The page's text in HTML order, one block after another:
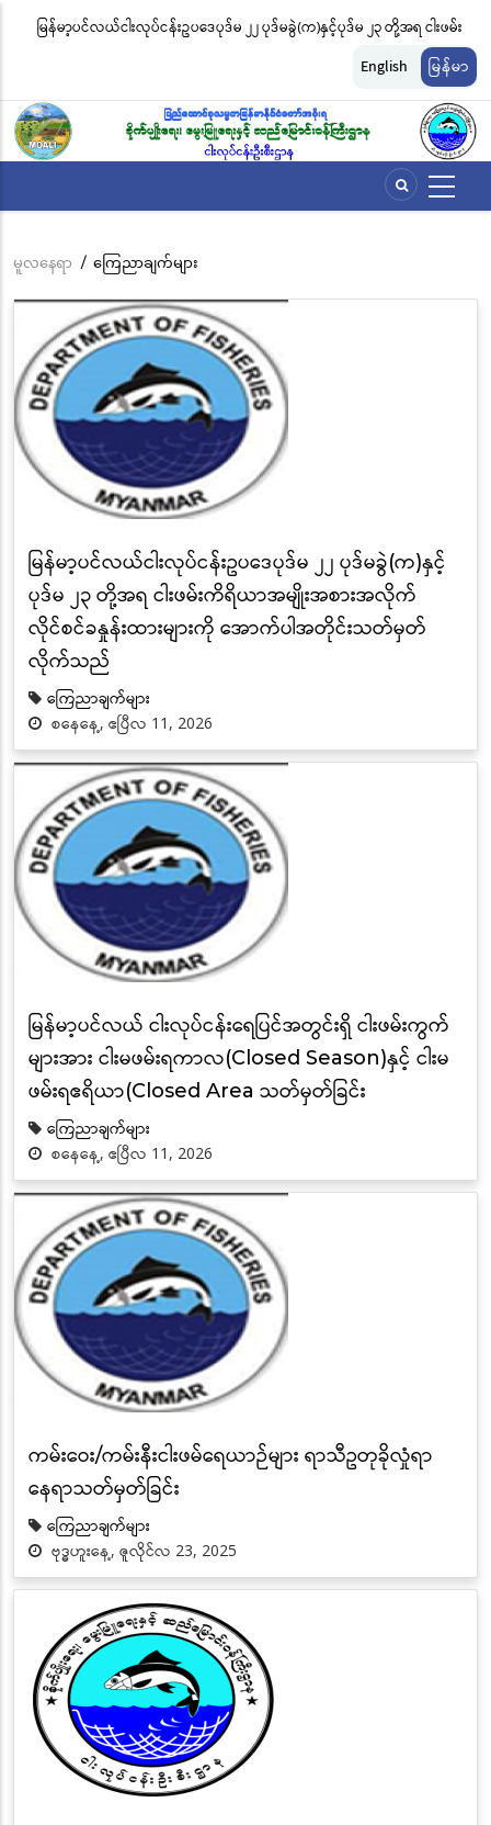
အဓိက
အကြောင်းအရာ
မည်
မြန်မာ့ပင်လယ်ငါးလုပ်ငန်းဥပဒေပုဒ်မ ၂၂ ပုဒ်မခွဲ(က)နှင့်ပုဒ်မ ၂၃ တို့အရ ငါးဖမ်း
ကိရိယာအမျိုးအစားအလိုက် လိုင်စင်ခနှုန်းထားများကို အောက်ပါအတိုင်း
မ
English မြန်မာ
Breadcrumb
မူလနေရာ / ကြေညာချက်များ
မြန်မာ့ပင်လယ်ငါးလုပ်ငန်းဥပဒေပုဒ်မ ၂၂ ပုဒ်မခွဲ(က)နှင့်
ပုဒ်မ ၂၃ တို့အရ ငါးဖမ်းကိရိယာအမျိုးအစားအလိုက်
လိုင်စင်ခနှုန်းထားများကို အောက်ပါအတိုင်းသတ်မှတ်
လိုက်သည်
ကြေညာချက်များ
စနေနေ့, ဧပြီလ 11, 2026
မြန်မာ့ပင်လယ် ငါးလုပ်ငန်းရေပြင်အတွင်းရှိ ငါးဖမ်းကွက်
များအား ငါးမဖမ်းရကာလ(Closed Season)နှင့် ငါးမ
ဖမ်းရဧရိယာ(Closed Area သတ်မှတ်ခြင်း
ကြေညာချက်များ
စနေနေ့, ဧပြီလ 11, 2026
ကမ်းဝေး/ကမ်းနီးငါးဖမ်ရေယာဉ်များ ရာသီဥတုခိုလှုံရာ
နေရာသတ်မှတ်ခြင်း
ကြေညာချက်များ
ဗုဒ္ဓဟူးနေ့, ဇူလိုင်လ 23, 2025